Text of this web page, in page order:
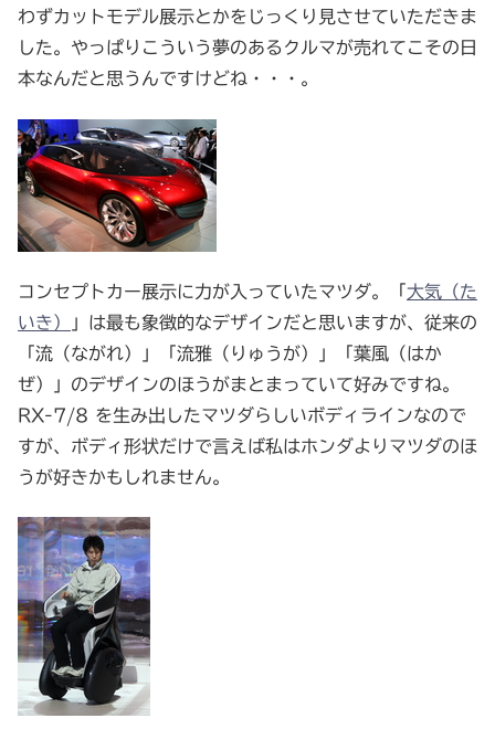
わずカットモデル展示とかをじっくり見させていただきま
した。やっぱりこういう夢のあるクルマが売れてこその日
本なんだと思うんですけどね・・・。
コンセプトカー展示に力が入っていたマツダ。「 大気（た
いき）
」は最も象徴的なデザインだと思いますが、従来の
「流（ながれ）」「流雅（りゅうが）」「葉風（はか
ぜ）」のデザインのほうがまとまっていて好みですね。
RX-7/8 を生み出したマツダらしいボディラインなので
すが、ボディ形状だけで言えば私はホンダよりマツダのほ
うが好きかもしれません。